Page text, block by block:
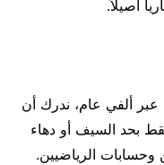
أصيلاً.
عبر ألفي عام، ندرك أن
بحد السيف أو دهاء
الرياضيين.